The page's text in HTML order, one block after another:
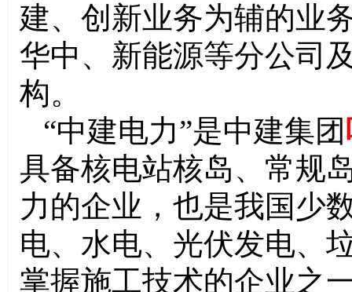
建、创新业务为辅的业
华中、新能源等分公司
构。
“中建电力”是中建集团
具备核电站核岛、常规
力的企业，也是我国少
电、水电、光伏发电、
掌握施工技术的企业之